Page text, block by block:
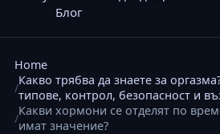
Блог
Home
Какво трябва да знаете за
типове, контрол, безопасност и
Какви хормони се отделят по
имат значение?